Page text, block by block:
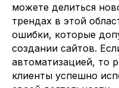
можете делиться
трендах в этой
ошибки, которые
создании сайтов.
автоматизацией, то
клиенты успешно